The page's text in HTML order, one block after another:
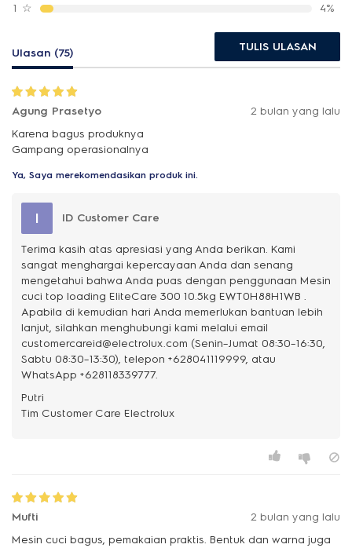
1 ☆ 4%
Ulasan (75) TULIS ULASAN
Agung Prasetyo
2 bulan yang lalu
Karena bagus produknya
Gampang operasionalnya
Ya, Saya merekomendasikan produk ini.
I ID Customer Care
Terima kasih atas apresiasi yang Anda berikan. Kami
sangat menghargai kepercayaan Anda dan senang
mengetahui bahwa Anda puas dengan penggunaan Mesin
cuci top loading EliteCare 300 10.5kg EWT0H88H1WB .
Apabila di kemudian hari Anda memerlukan bantuan lebih
lanjut, silahkan menghubungi kami melalui email
customercareid@electrolux.com (Senin–Jumat 08:30–16:30,
Sabtu 08:30–13:30), telepon +628041119999, atau
WhatsApp +628118339777.
Putri
Mufti
2 bulan yang lalu
Mesin cuci bagus, pemakaian praktis. Bentuk dan warna juga